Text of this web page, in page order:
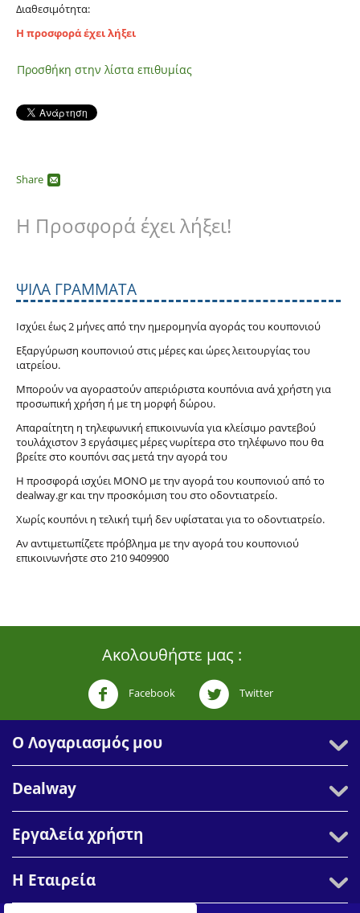
Διαθεσιμότητα:
Η προσφορά έχει λήξει
Προσθήκη στην λίστα επιθυμίας
Share
Η Προσφορά έχει λήξει!
ΨΙΛΆ ΓΡΆΜΜΑΤΑ
Ισχύει έως 2 μήνες από την ημερομηνία αγοράς του κουπονιού
Εξαργύρωση κουπονιού στις μέρες και ώρες λειτουργίας του
ιατρείου.
Μπορούν να αγοραστούν απεριόριστα κουπόνια ανά χρήστη για
προσωπική χρήση ή με τη μορφή δώρου.
Απαραίτητη η τηλεφωνική επικοινωνία για κλείσιμο ραντεβού
τουλάχιστον 3 εργάσιμες μέρες νωρίτερα στο τηλέφωνο που θα
βρείτε στο κουπόνι σας μετά την αγορά του
Η προσφορά ισχύει ΜΟΝΟ με την αγορά του κουπονιού από το
dealway.gr και την προσκόμιση του στο οδοντιατρείο.
Χωρίς κουπόνι η τελική τιμή δεν υφίσταται για το οδοντιατρείο.
Αν αντιμετωπίζετε πρόβλημα με την αγορά του κουπονιού
επικοινωνήστε στο 210 9409900
Ακολουθήστε μας :
Facebook Twitter
Ο Λογαριασμός μου
Dealway
Εργαλεία χρήστη
Η Εταιρεία